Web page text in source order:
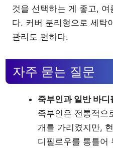
것을 선택하는 게 좋고,
다. 커버 분리형으로 세탁
관리도 편하다.
자주 묻는 질문
죽부인과 일반 바
죽부인은 전통적으
개를 가리켰지만,
디필로우를 통틀어